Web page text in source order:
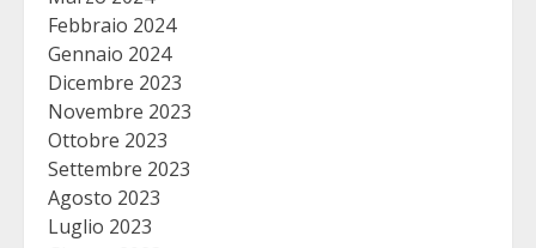
Febbraio 2024
Gennaio 2024
Dicembre 2023
Novembre 2023
Ottobre 2023
Settembre 2023
Agosto 2023
Luglio 2023